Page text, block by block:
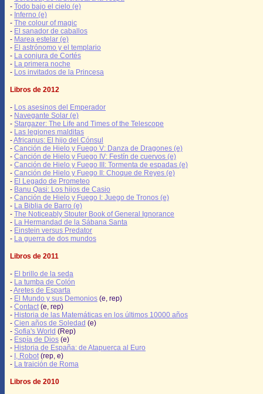
- Todo bajo el cielo (e)
- Inferno (e)
- The colour of magic
- El sanador de caballos
- Marea estelar (e)
- El astrónomo y el templario
- La conjura de Cortés
- La primera noche
- Los invitados de la Princesa
Libros de 2012
- Los asesinos del Emperador
- Navegante Solar (e)
- Stargazer: The Life and Times of the Telescope
- Las legiones malditas
-Africanus: El hijo del Cónsul
- Canción de Hielo y Fuego V: Danza de Dragones (e)
- Canción de Hielo y Fuego IV: Festín de cuervos (e)
- Canción de Hielo y Fuego III: Tormenta de espadas (e)
- Canción de Hielo y Fuego II: Choque de Reyes (e)
- El Legado de Prometeo
- Banu Qasi: Los hijos de Casio
- Canción de Hielo y Fuego I: Juego de Tronos (e)
- La Biblia de Barro (e)
- The Noticeably Stouter Book of General Ignorance
- La Hermandad de la Sábana Santa
- Einstein versus Predator
- La guerra de dos mundos
Libros de 2011
- El brillo de la seda
- La tumba de Colón
-Aretes de Esparta
- El Mundo y sus Demonios (e, rep)
- Contact (e, rep)
- Historia de las Matemáticas en los últimos 10000 años
- Cien años de Soledad (e)
- Sofia's World (Rep)
- Espía de Dios (e)
- Historia de España: de Atapuerca al Euro
- I, Robot (rep, e)
- La traición de Roma
Libros de 2010